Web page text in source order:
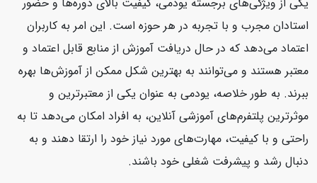
استادان مجرب و با تجربه در هر حوزه است. این امر به کاربران
اعتماد می‌دهد که در حال دریافت آموزش از منابع قابل اعتماد و
معتبر هستند و می‌توانند به بهترین شکل ممکن از آموزش‌ها بهره
ببرند. به طور خلاصه، یودمی به عنوان یکی از معتبرترین و
موثرترین پلتفرم‌های آموزشی آنلاین، به افراد امکان می‌دهد تا به
راحتی و با کیفیت، مهارت‌های مورد نیاز خود را ارتقا دهند و به
دنبال رشد و پیشرفت شغلی خود باشند.